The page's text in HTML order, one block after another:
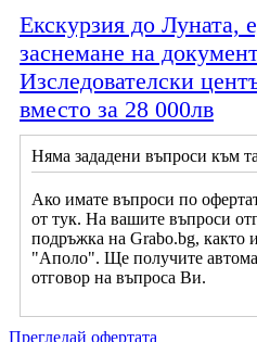
Екскурзия до Луната,
заснемане на
Изследователски
вместо за 28 000лв
Няма зададени въпроси към
Ако имате въпроси по
от тук. На вашите въпроси
подръжка на Grabo.bg, както
"Аполо". Ще получите
отговор на въпроса Ви.
Прегледай офертата